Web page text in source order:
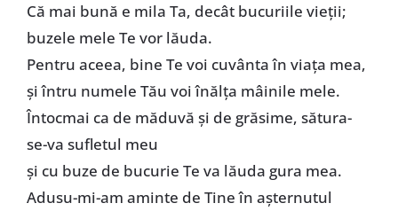
Că mai bună e mila Ta, decât bucuriile vieții;
buzele mele Te vor lăuda.
Pentru aceea, bine Te voi cuvânta în viața mea,
și întru numele Tău voi înălța mâinile mele.
Întocmai ca de măduvă și de grăsime, sătura-
se-va sufletul meu
și cu buze de bucurie Te va lăuda gura mea.
Adusu-mi-am aminte de Tine în așternutul